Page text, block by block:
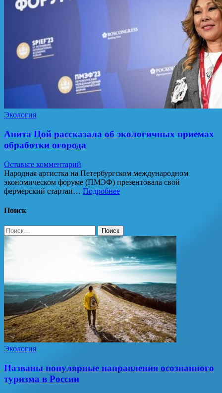
Экология
Анита Цой рассказала об экологичных приемах
обработки огорода
Оставьте комментарий
Народная артистка на Петербургском международном
экономическом форуме (ПМЭФ) презентовала свой
фермерский стартап… Подробнее
Поиск
Найти:
Экология
Названы популярные направления осознанного
туризма в России